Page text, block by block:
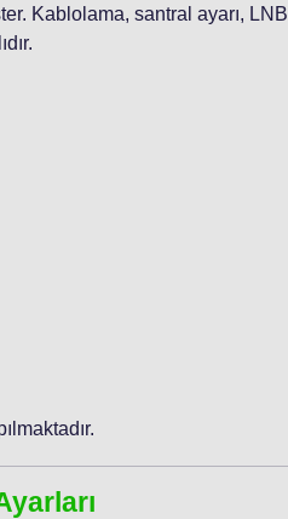
Kablolama, santral ayarı, LNB